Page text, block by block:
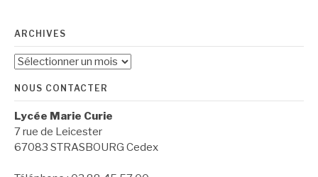
ARCHIVES
Archives
NOUS CONTACTER
Lycée Marie Curie
7 rue de Leicester
67083 STRASBOURG Cedex